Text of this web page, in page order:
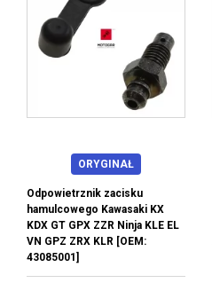
ORYGINAŁ
Odpowietrznik zacisku
hamulcowego Kawasaki KX
KDX GT GPX ZZR Ninja KLE EL
VN GPZ ZRX KLR [OEM:
43085001]